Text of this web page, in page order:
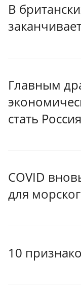
В
Главным
стать Россия
COVID
для
10